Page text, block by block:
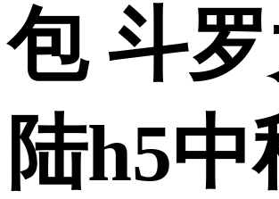
包 斗
陆h5中